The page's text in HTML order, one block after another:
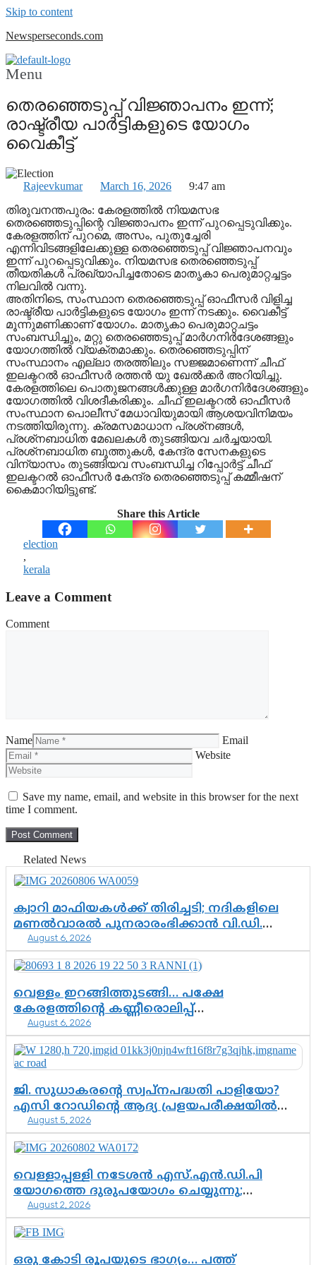
Skip to content
Newsperseconds.com
Menu
തെരഞ്ഞെടുപ്പ് വിജ്ഞാപനം ഇന്ന്;
രാഷ്ട്രീയ പാർട്ടികളുടെ യോഗം
വൈകീട്ട്
Rajeevkumar March 16, 2026
9:47 am
തിരുവനന്തപുരം: കേരളത്തിൽ നിയമസഭ
തെരഞ്ഞെടുപ്പിന്റെ വിജ്ഞാപനം ഇന്ന് പുറപ്പെടുവിക്കും.
കേരളത്തിന് പുറമെ, അസം, പുതുച്ചേരി
എന്നിവിടങ്ങളിലേക്കുള്ള തെരഞ്ഞെടുപ്പ് വിജ്ഞാപനവും
ഇന്ന് പുറപ്പെടുവിക്കും. നിയമസഭ തെരഞ്ഞെടുപ്പ്
തീയതികൾ പ്രഖ്യാപിച്ചതോടെ മാതൃകാ പെരുമാറ്റച്ചട്ടം
നിലവിൽ വന്നു.
അതിനിടെ, സംസ്ഥാന തെരഞ്ഞെടുപ്പ് ഓഫീസർ വിളിച്ച
രാഷ്ട്രീയ പാർട്ടികളുടെ യോഗം ഇന്ന് നടക്കും. വൈകീട്ട്
മൂന്നുമണിക്കാണ് യോഗം. മാതൃകാ പെരുമാറ്റചട്ടം
സംബന്ധിച്ചും, മറ്റു തെരഞ്ഞെടുപ്പ് മാര്‍ഗനിര്‍ദേശങ്ങളും
യോഗത്തില്‍ വ്യക്തമാക്കും. തെരഞ്ഞെടുപ്പിന്
സംസ്ഥാനം എല്ലാ തരത്തിലും സജ്ജമാണെന്ന് ചീഫ്
ഇലക്ടറല്‍ ഓഫീസര്‍ രത്തന്‍ യു ഖേല്‍ക്കര്‍ അറിയിച്ചു.
കേരളത്തിലെ പൊതുജനങ്ങള്‍ക്കുള്ള മാര്‍ഗനിര്‍ദേശങ്ങളും
യോഗത്തില്‍ വിശദീകരിക്കും. ചീഫ് ഇലക്ടറല്‍ ഓഫീസര്‍
സംസ്ഥാന പൊലീസ് മേധാവിയുമായി ആശയവിനിമയം
നടത്തിയിരുന്നു. ക്രമസമാധാന പ്രശ്‌നങ്ങള്‍,
പ്രശ്‌നബാധിത മേഖലകള്‍ തുടങ്ങിയവ ചര്‍ച്ചയായി.
പ്രശ്‌നബാധിത ബൂത്തുകള്‍, കേന്ദ്ര സേനകളുടെ
വിന്യാസം തുടങ്ങിയവ സംബന്ധിച്ച റിപ്പോര്‍ട്ട് ചീഫ്
ഇലക്ടറല്‍ ഓഫീസര്‍ കേന്ദ്ര തെരഞ്ഞെടുപ്പ് കമ്മീഷന്
കൈമാറിയിട്ടുണ്ട്.
Share this Article
election
,
kerala
Leave a Comment
Comment
Name
Email
Website
Save my name, email, and website in this browser for the next
time I comment.
Related News
ക്വാറി മാഫിയകൾക്ക് തിരിച്ചടി; നദികളിലെ
മണൽവാരൽ പുനരാരംഭിക്കാൻ വി.ഡി.
സർക്കാർ തീരുമാനം
August 6, 2026
വെള്ളം ഇറങ്ങിത്തുടങ്ങി… പക്ഷേ
കേരളത്തിന്റെ കണ്ണീരൊലിപ്പ്
എന്നവസാനിക്കും?
August 6, 2026
ജി. സുധാകരന്റെ സ്വപ്നപദ്ധതി പാളിയോ?
എസി റോഡിന്റെ ആദ്യ പ്രളയപരീക്ഷയിൽ
ഉയരുന്നത് ഗുരുതര ചോദ്യങ്ങൾ
August 5, 2026
വെള്ളാപ്പള്ളി നടേശൻ എസ്.എൻ.ഡി.പി
യോഗത്തെ ദുരുപയോഗം ചെയ്യുന്നു;
ശ്രീനാരായണ പ്രസ്ഥാനത്തെ കാർന്നുതിന്നുന്ന
വിഷവിത്ത്: ഗോകുലം ഗോപാലൻ
August 2, 2026
ഒരു കോടി രൂപയുടെ ഭാഗ്യം… പത്ത്